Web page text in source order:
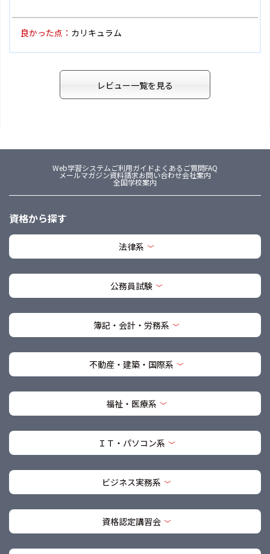
良かった点： カリキュラム
レビュー一覧を見る
Web学習システムご利用ガイドよくあるご質問FAQ
メールマガジン資料請求お問い合わせ会社案内
全国学校案内
資格から探す
法律系
公務員試験
簿記・会計・労務系
不動産・建築・国際系
福祉・医療系
ＩＴ・パソコン系
ビジネス実務系
資格認定講習会